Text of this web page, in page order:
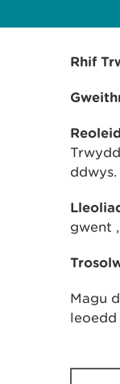
Rhif
ddwys.
gwent
Magu
leoedd